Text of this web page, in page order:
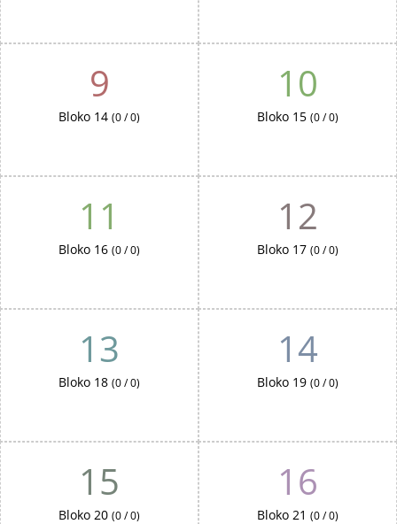
9
Bloko 14 (0 / 0)
10
Bloko 15 (0 / 0)
11
Bloko 16 (0 / 0)
12
Bloko 17 (0 / 0)
13
Bloko 18 (0 / 0)
14
Bloko 19 (0 / 0)
15
Bloko 20 (0 / 0)
16
Bloko 21 (0 / 0)